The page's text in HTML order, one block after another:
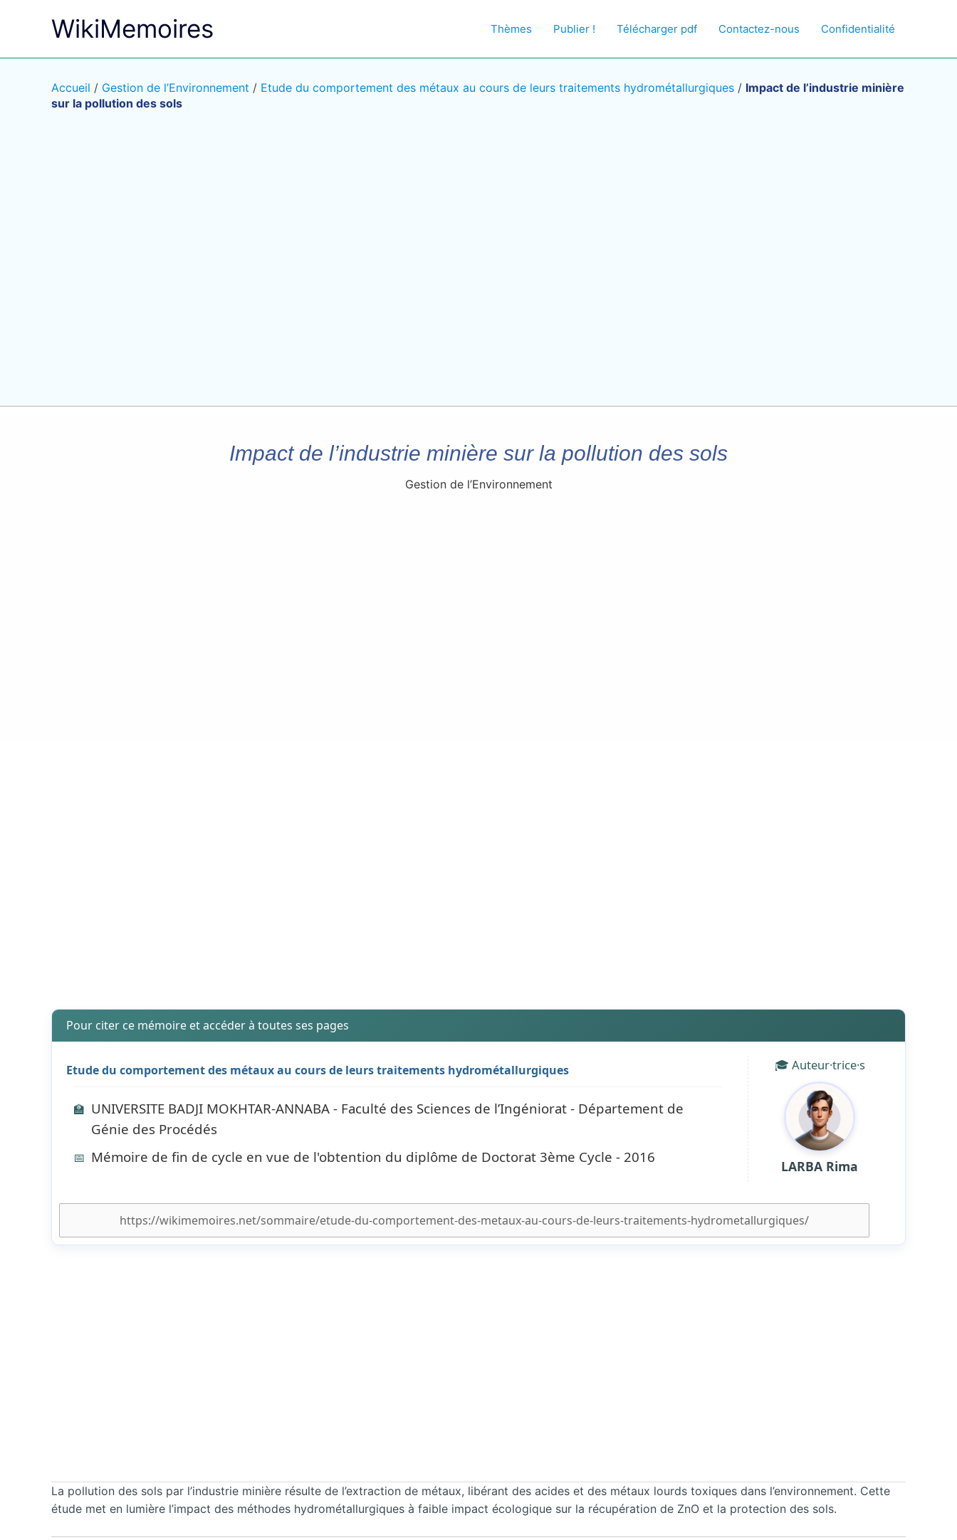
WikiMemoires Thèmes Publier ! Télécharger pdf Contactez-nous Confidentialité
Accueil / Gestion de l’Environnement / Etude du comportement des métaux au cours de leurs traitements hydrométallurgiques / Impact de l’industrie minière
sur la pollution des sols
Impact de l’industrie minière sur la pollution des sols
Gestion de l’Environnement
Pour citer ce mémoire et accéder à toutes ses pages
Etude du comportement des métaux au cours de leurs traitements hydrométallurgiques
🏫 UNIVERSITE BADJI MOKHTAR-ANNABA - Faculté des Sciences de l’Ingéniorat - Département de
Génie des Procédés
📅 Mémoire de fin de cycle en vue de l'obtention du diplôme de Doctorat 3ème Cycle - 2016
🎓 Auteur·trice·s
LARBA Rima
La pollution des sols par l’industrie minière résulte de l’extraction de métaux, libérant des acides et des métaux lourds toxiques dans l’environnement. Cette
étude met en lumière l’impact des méthodes hydrométallurgiques à faible impact écologique sur la récupération de ZnO et la protection des sols.